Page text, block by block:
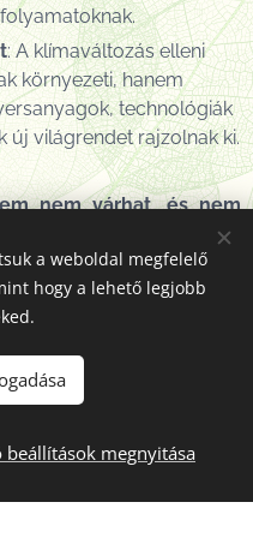
: A klímaváltozás elleni
környezeti, hanem
technológiák
új világrendet rajzolnak ki.
nem várhat, és nem
Az afrikai
határpont, amely
felemelkedését és a
a weboldal megfelelő
hogy a lehető legjobb
beállítások megnyitása